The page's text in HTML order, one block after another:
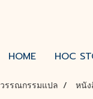
HOME HOC
วรรณกรรมแปล หนัง